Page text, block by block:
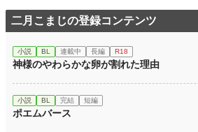
二月こまじの登録コンテンツ
小説 BL 連載中 長編 R18
神様のやわらかな卵が割れた理由
小説 BL 完結 短編
ポエムバース